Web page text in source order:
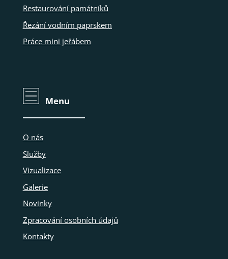
Restaurování památníků
Řezání vodním paprskem
Práce mini jeřábem
Menu
O nás
Služby
Vizualizace
Galerie
Novinky
Zpracování osobních údajů
Kontakty